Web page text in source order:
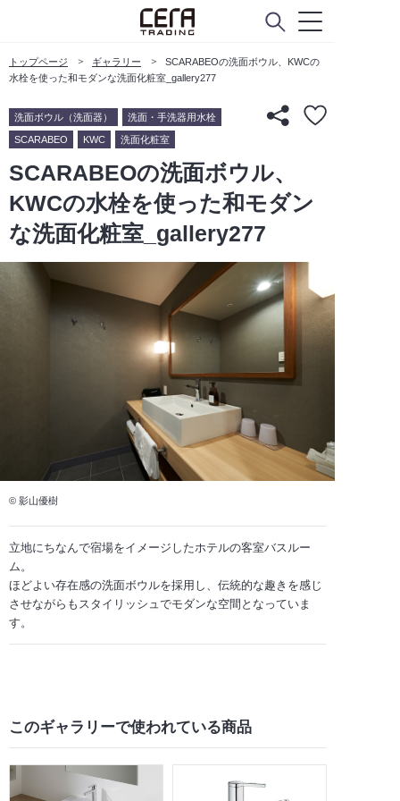
トップページ ギャラリー
SCARABEOの洗面ボウル、KWCの
水栓を使った和モダンな洗面化粧室_gallery277
洗面ボウル（洗面器） 洗面・手洗器用水栓
SCARABEO KWC 洗面化粧室
SCARABEOの洗面ボウル、
KWCの水栓を使った和モダン
な洗面化粧室_gallery277
© 影山優樹
立地にちなんで宿場をイメージしたホテルの客室バスルー
ム。
ほどよい存在感の洗面ボウルを採用し、伝統的な趣きを感じ
させながらもスタイリッシュでモダンな空間となっていま
す。
このギャラリーで使われている商品